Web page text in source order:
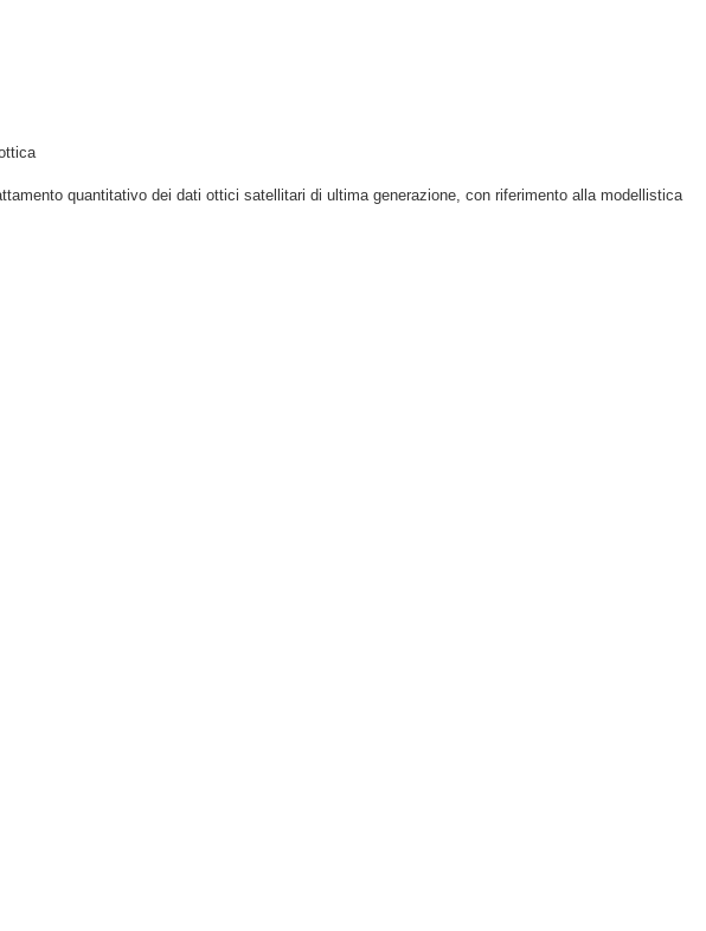
quantitativo dei dati ottici satellitari di ultima generazione, con riferimento alla modellistica